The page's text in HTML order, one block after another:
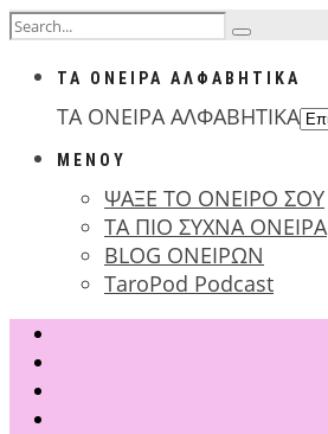
ΤΑ ΟΝΕΙΡΑ ΑΛΦΑΒΗΤΙΚΑ
ΤΑ ΟΝΕΙΡΑ ΑΛΦΑΒΗΤΙΚΑ
ΜΕΝΟΥ
ΨΑΞΕ ΤΟ ΟΝΕΙΡΟ ΣΟΥ
ΤΑ ΠΙΟ ΣΥΧΝΑ ΟΝΕΙΡΑ
BLOG ΟΝΕΙΡΩΝ
TaroPod Podcast